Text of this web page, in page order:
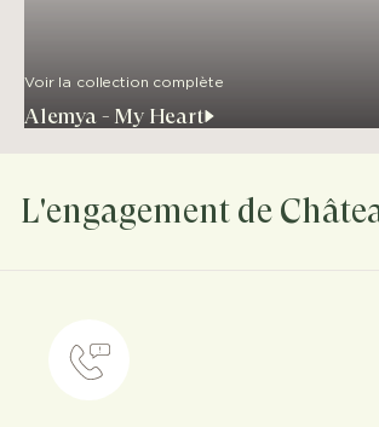
Voir la collection complète
Alemya - My Heart
L'engagement de